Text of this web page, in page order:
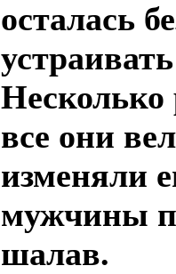
осталась
все они
изменяли
мужчины
шалав.